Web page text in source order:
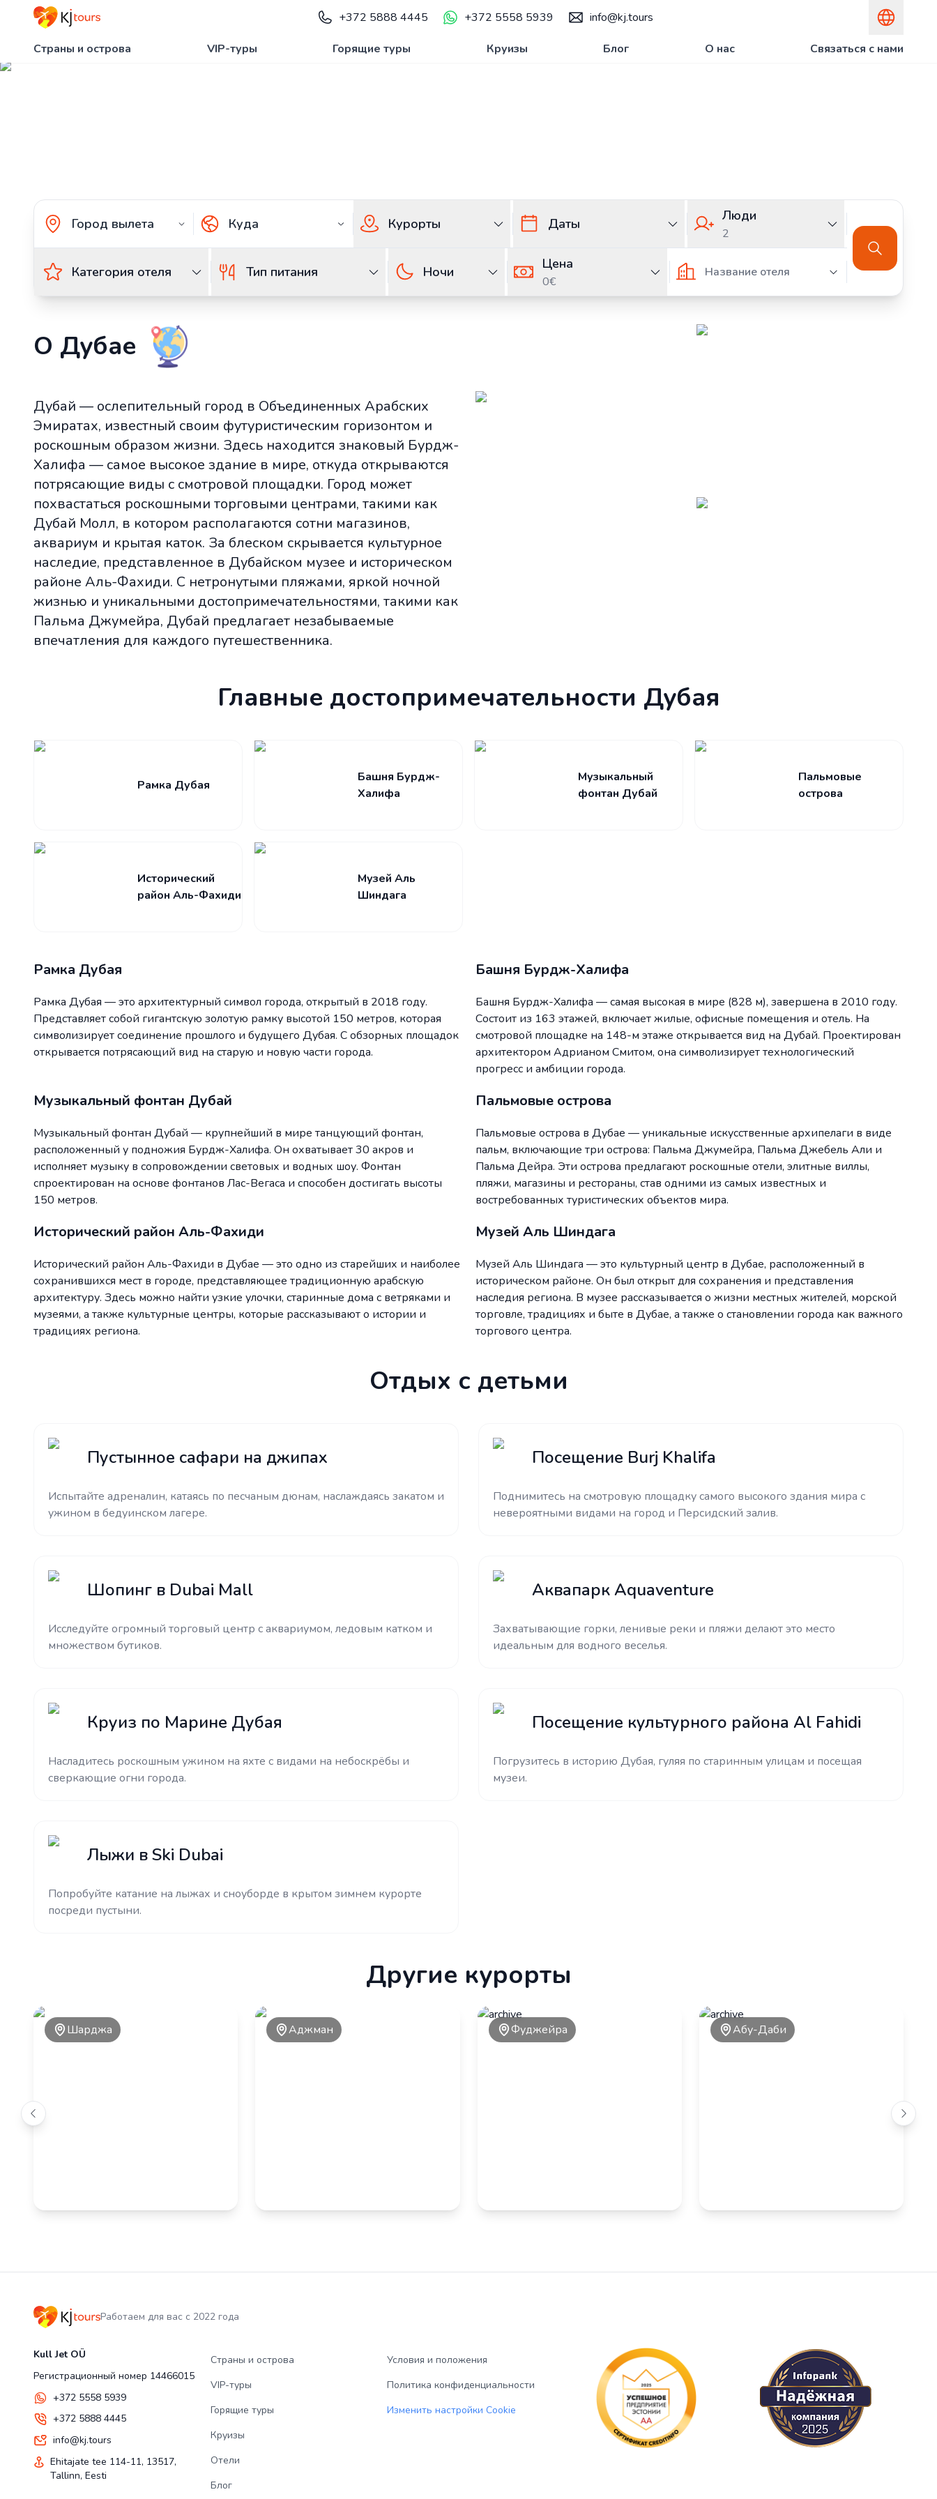
+372 5888 4445 +372 5558 5939 info@kj.tours
Страны и острова VIP-туры Горящие туры Круизы Блог О нас Связаться с нами
Курорты Даты Люди
2
Категория отеля Тип питания Ночи Цена
0€
О Дубае
Дубай — ослепительный город в Объединенных Арабских
Эмиратах, известный своим футуристическим горизонтом и
роскошным образом жизни. Здесь находится знаковый Бурдж-
Халифа — самое высокое здание в мире, откуда открываются
потрясающие виды с смотровой площадки. Город может
похвастаться роскошными торговыми центрами, такими как
Дубай Молл, в котором располагаются сотни магазинов,
аквариум и крытая каток. За блеском скрывается культурное
наследие, представленное в Дубайском музее и историческом
районе Аль-Фахиди. С нетронутыми пляжами, яркой ночной
жизнью и уникальными достопримечательностями, такими как
Пальма Джумейра, Дубай предлагает незабываемые
впечатления для каждого путешественника.
Главные достопримечательности Дубая
Рамка Дубая
Башня Бурдж-
Халифа
Музыкальный
фонтан Дубай
Пальмовые
острова
Исторический
район Аль-Фахиди
Музей Аль
Шиндага
Рамка Дубая
Рамка Дубая — это архитектурный символ города, открытый в 2018 году.
Представляет собой гигантскую золотую рамку высотой 150 метров, которая
символизирует соединение прошлого и будущего Дубая. С обзорных площадок
открывается потрясающий вид на старую и новую части города.
Башня Бурдж-Халифа
Башня Бурдж-Халифа — самая высокая в мире (828 м), завершена в 2010 году.
Состоит из 163 этажей, включает жилые, офисные помещения и отель. На
смотровой площадке на 148-м этаже открывается вид на Дубай. Проектирован
архитектором Адрианом Смитом, она символизирует технологический
прогресс и амбиции города.
Музыкальный фонтан Дубай
Музыкальный фонтан Дубай — крупнейший в мире танцующий фонтан,
расположенный у подножия Бурдж-Халифа. Он охватывает 30 акров и
исполняет музыку в сопровождении световых и водных шоу. Фонтан
спроектирован на основе фонтанов Лас-Вегаса и способен достигать высоты
150 метров.
Пальмовые острова
Пальмовые острова в Дубае — уникальные искусственные архипелаги в виде
пальм, включающие три острова: Пальма Джумейра, Пальма Джебель Али и
Пальма Дейра. Эти острова предлагают роскошные отели, элитные виллы,
пляжи, магазины и рестораны, став одними из самых известных и
востребованных туристических объектов мира.
Исторический район Аль-Фахиди
Исторический район Аль-Фахиди в Дубае — это одно из старейших и наиболее
сохранившихся мест в городе, представляющее традиционную арабскую
архитектуру. Здесь можно найти узкие улочки, старинные дома с ветряками и
музеями, а также культурные центры, которые рассказывают о истории и
традициях региона.
Музей Аль Шиндага
Музей Аль Шиндага — это культурный центр в Дубае, расположенный в
историческом районе. Он был открыт для сохранения и представления
наследия региона. В музее рассказывается о жизни местных жителей, морской
торговле, традициях и быте в Дубае, а также о становлении города как важного
торгового центра.
Отдых с детьми
Пустынное сафари на джипах
Испытайте адреналин, катаясь по песчаным дюнам, наслаждаясь закатом и
ужином в бедуинском лагере.
Посещение Burj Khalifa
Поднимитесь на смотровую площадку самого высокого здания мира с
невероятными видами на город и Персидский залив.
Шопинг в Dubai Mall
Исследуйте огромный торговый центр с аквариумом, ледовым катком и
множеством бутиков.
Аквапарк Aquaventure
Захватывающие горки, ленивые реки и пляжи делают это место
идеальным для водного веселья.
Круиз по Марине Дубая
Насладитесь роскошным ужином на яхте с видами на небоскрёбы и
сверкающие огни города.
Посещение культурного района Al Fahidi
Погрузитесь в историю Дубая, гуляя по старинным улицам и посещая
музеи.
Лыжи в Ski Dubai
Попробуйте катание на лыжах и сноуборде в крытом зимнем курорте
посреди пустыни.
Другие курорты
Шарджа Аджман Фуджейра Абу-Даби
Работаем для вас с 2022 года
Kull Jet OÜ
Регистрационный номер 14466015
+372 5558 5939
+372 5888 4445
info@kj.tours
Ehitajate tee 114-11, 13517,
Tallinn, Eesti
Страны и острова
VIP-туры
Горящие туры
Круизы
Отели
Блог
Условия и положения
Политика конфиденциальности
Изменить настройки Cookie